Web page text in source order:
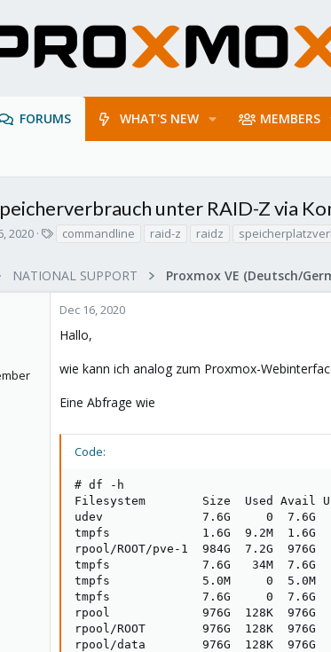
FORUMS WHAT'S NEW MEMBERS
unter RAID-Z via
2020
s
commandline raid-z raidz
NATIONAL SUPPORT Proxmox VE (Deutsch/
2018
Dec 16, 2020
Hallo,
wie kann ich analog zum Proxmox-
Eine Abfrage wie
Code:
# df -h
Filesystem        Size  Used Avail
udev              7.6G     0  7.6G
tmpfs             1.6G  9.2M  1.6G
rpool/ROOT/pve-1  984G  7.2G  976G
tmpfs             7.6G   34M  7.6G
tmpfs             5.0M     0  5.0M
tmpfs             7.6G     0  7.6G
rpool             976G  128K  976G
rpool/ROOT        976G  128K  976G
rpool/data        976G  128K  976G